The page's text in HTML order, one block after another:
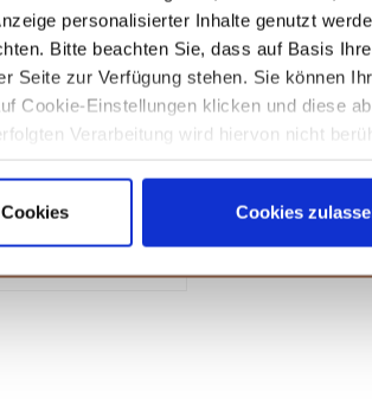
personalisierter Inhalte genutzt
Bitte beachten Sie, dass auf Basis
Seite zur Verfügung stehen. Sie können
Cookie-Einstellungen klicken und diese
Verarbeitung wird hiervon nicht
Cookies
Einkocher mit
alle Herdarten